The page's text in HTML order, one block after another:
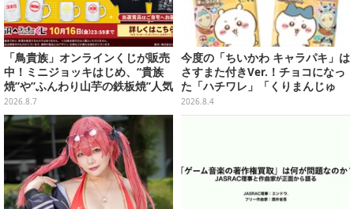
「鳥貴族」オンラインくじが販売
中！ミニジョッキはじめ、“貴族
焼”や”ふんわり山芋の鉄板焼”人気
メニューTシャツなどラインナッ
プ
2026.8.7
今度の「ちいかわ キャラパキ」は
さすまた付きVer.！チョコになっ
た「ハチワレ」「くりまんじゅ
う」たちも可愛い全8種
2026.8.4